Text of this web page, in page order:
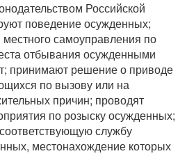
Российской
поведение осужденных;
самоуправления по
отбывания осужденными
принимают решение о приводе
по вызову или на
причин; проводят
по розыску осужденных;
службу
местонахождение которых